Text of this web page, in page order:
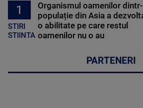
1
STIRI
STIINTA
Organismul oamenilor
populație din Asia a
o abilitate pe care restul
oamenilor nu o au
PARTENERI